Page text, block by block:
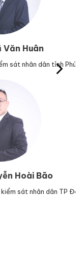
dân tỉnh Phú Yên.
Bão
dân TP Đà Nẵng.